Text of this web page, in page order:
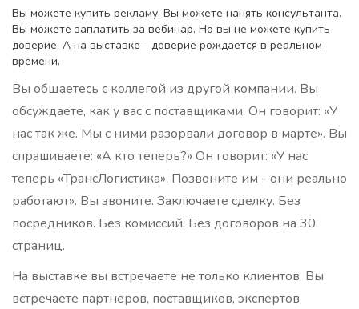
Вы можете купить рекламу. Вы можете нанять консультанта.
Вы можете заплатить за вебинар. Но вы не можете купить
доверие. А на выставке - доверие рождается в реальном
времени.
Вы общаетесь с коллегой из другой компании. Вы
обсуждаете, как у вас с поставщиками. Он говорит: «У
нас так же. Мы с ними разорвали договор в марте». Вы
спрашиваете: «А кто теперь?» Он говорит: «У нас
теперь «ТрансЛогистика». Позвоните им - они реально
работают». Вы звоните. Заключаете сделку. Без
посредников. Без комиссий. Без договоров на 30
страниц.
На выставке вы встречаете не только клиентов. Вы
встречаете партнеров, поставщиков, экспертов,